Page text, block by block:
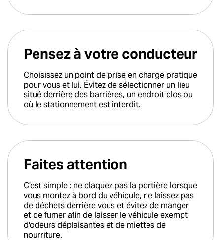
Pensez à votre conducteur
Choisissez un point de prise en charge pratique
pour vous et lui. Évitez de sélectionner un lieu
situé derrière des barrières, un endroit clos ou
où le stationnement est interdit.
Faites attention
C'est simple : ne claquez pas la portière lorsque
vous montez à bord du véhicule, ne laissez pas
de déchets derrière vous et évitez de manger
et de fumer afin de laisser le véhicule exempt
d'odeurs déplaisantes et de miettes de
nourriture.